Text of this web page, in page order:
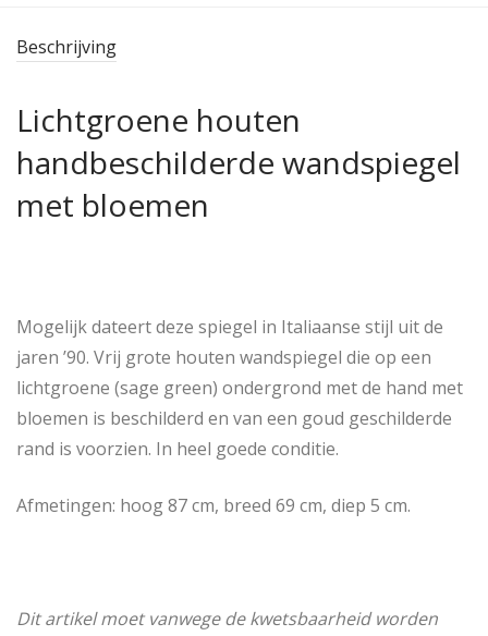
Beschrijving
Lichtgroene houten
handbeschilderde wandspiegel
met bloemen
Mogelijk dateert deze spiegel in Italiaanse stijl uit de
jaren ’90. Vrij grote houten wandspiegel die op een
lichtgroene (sage green) ondergrond met de hand met
bloemen is beschilderd en van een goud geschilderde
rand is voorzien. In heel goede conditie.
Afmetingen: hoog 87 cm, breed 69 cm, diep 5 cm.
Dit artikel moet vanwege de kwetsbaarheid worden